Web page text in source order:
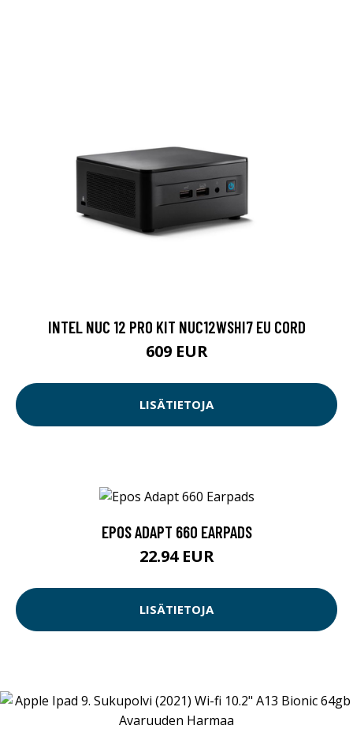
INTEL NUC 12 PRO KIT NUC12WSHI7 EU CORD
609 EUR
LISÄTIETOJA
EPOS ADAPT 660 EARPADS
22.94 EUR
LISÄTIETOJA